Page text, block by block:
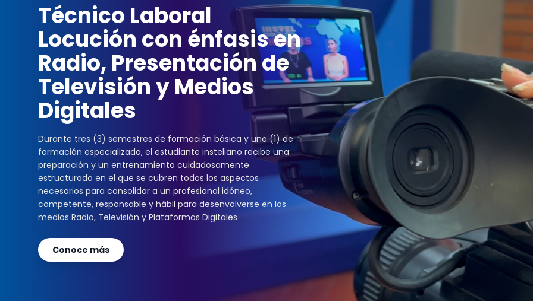
Técnico Laboral
Locución con énfasis en
Radio, Presentación de
Televisión y Medios
Digitales
Durante tres (3) semestres de formación básica y uno (1) de
formación especializada, el estudiante insteliano recibe una
preparación y un entrenamiento cuidadosamente
estructurado en el que se cubren todos los aspectos
necesarios para consolidar a un profesional idóneo,
competente, responsable y hábil para desenvolverse en los
medios Radio, Televisión y Plataformas Digitales
Conoce más